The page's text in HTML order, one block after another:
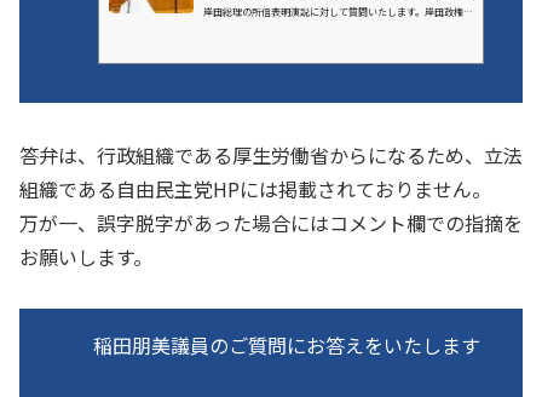
岸田総理の所信表明演説に対して質問いたします。岸田政権が
答弁は、行政組織である厚生労働省からになるため、立法
組織である自由民主党HPには掲載されておりません。
万が一、誤字脱字があった場合にはコメント欄での指摘を
お願いします。
稲田朋美議員のご質問にお答えをいたします